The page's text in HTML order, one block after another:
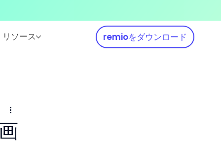
リソース remioをダウンロード